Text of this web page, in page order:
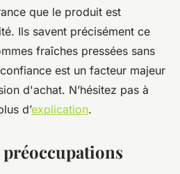
que le produit est
Ils savent précisément ce
fraîches pressées sans
est un facteur majeur
d'achat. N’hésitez pas à
d’explication.